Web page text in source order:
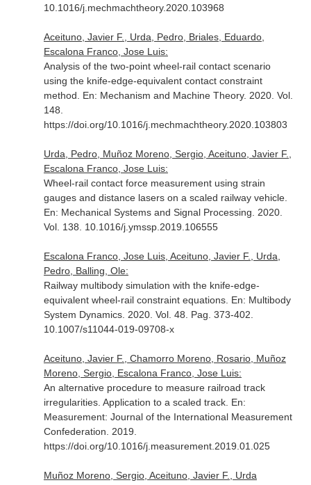
10.1016/j.mechmachtheory.2020.103968
Aceituno, Javier F., Urda, Pedro, Briales, Eduardo,
Escalona Franco, Jose Luis:
Analysis of the two-point wheel-rail contact scenario
using the knife-edge-equivalent contact constraint
method. En: Mechanism and Machine Theory. 2020. Vol.
148.
https://doi.org/10.1016/j.mechmachtheory.2020.103803
Urda, Pedro, Muñoz Moreno, Sergio, Aceituno, Javier F.,
Escalona Franco, Jose Luis:
Wheel-rail contact force measurement using strain
gauges and distance lasers on a scaled railway vehicle.
En: Mechanical Systems and Signal Processing . 2020.
Vol. 138. 10.1016/j.ymssp.2019.106555
Escalona Franco, Jose Luis, Aceituno, Javier F., Urda,
Pedro, Balling, Ole:
Railway multibody simulation with the knife-edge-
equivalent wheel-rail constraint equations. En: Multibody
System Dynamics. 2020. Vol. 48. Pag. 373-402.
10.1007/s11044-019-09708-x
Aceituno, Javier F., Chamorro Moreno, Rosario, Muñoz
Moreno, Sergio, Escalona Franco, Jose Luis:
An alternative procedure to measure railroad track
irregularities. Application to a scaled track. En:
Measurement: Journal of the International Measurement
Confederation . 2019.
https://doi.org/10.1016/j.measurement.2019.01.025
Muñoz Moreno, Sergio, Aceituno, Javier F., Urda